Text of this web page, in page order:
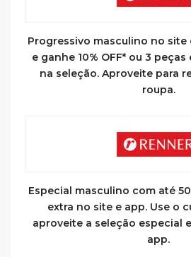
Progressivo masculino no site
e ganhe 10% OFF* ou 3 peças
na seleção. Aproveite para
roupa.
Especial masculino com até
extra no site e app. Use o
aproveite a seleção especial
app.